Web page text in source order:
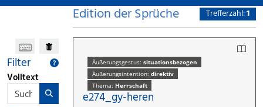
Filter
Volltext
Edition der Sprüche Trefferzahl:1
Äußerungsgestus: situationsbezogen
Äußerungsintention: direktiv
Thema: Herrschaft
e274_gy-heren